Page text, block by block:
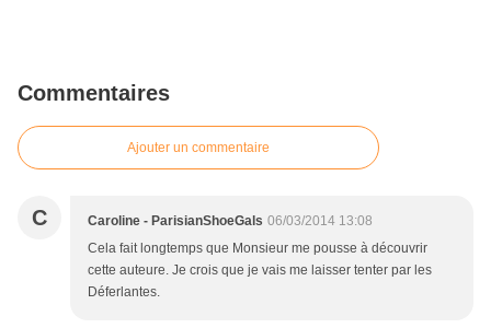
Commentaires
Ajouter un commentaire
C Caroline - ParisianShoeGals 06/03/2014 13:08
Cela fait longtemps que Monsieur me pousse à découvrir
cette auteure. Je crois que je vais me laisser tenter par les
Déferlantes.